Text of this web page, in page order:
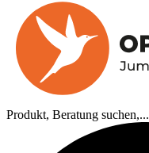
Produkt, Beratung suchen,...